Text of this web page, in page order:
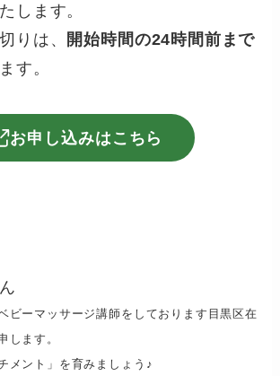
します。
りは、
開始時間の24時間前まで
す。
お申し込みはこちら
ビーマッサージ講師をしております目黒区在
します。
メント」を育みましょう♪